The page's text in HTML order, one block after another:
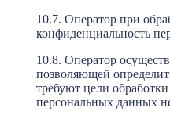
10.7. Оператор при
конфиденциальность
10.8. Оператор
позволяющей
требуют цели
персональных данных